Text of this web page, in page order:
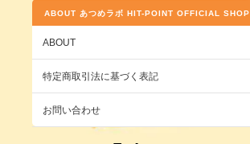
ABOUT あつめラボ HIT-POINT OFFICIAL SHOP
ABOUT
特定商取引法に基づく表記
お問い合わせ